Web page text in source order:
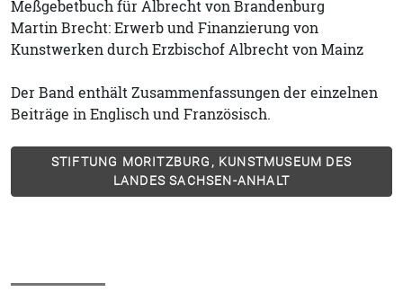
Meßgebetbuch für Albrecht von Brandenburg
Martin Brecht: Erwerb und Finanzierung von
Kunstwerken durch Erzbischof Albrecht von Mainz
Der Band enthält Zusammenfassungen der einzelnen
Beiträge in Englisch und Französisch.
STIFTUNG MORITZBURG, KUNSTMUSEUM DES
LANDES SACHSEN-ANHALT